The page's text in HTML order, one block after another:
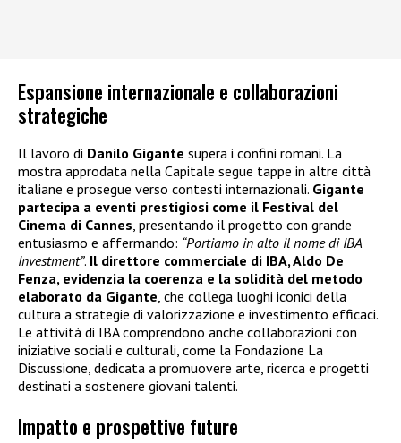
Espansione internazionale e collaborazioni
strategiche
Il lavoro di Danilo Gigante supera i confini romani. La
mostra approdata nella Capitale segue tappe in altre città
italiane e prosegue verso contesti internazionali. Gigante
partecipa a eventi prestigiosi come il Festival del
Cinema di Cannes , presentando il progetto con grande
entusiasmo e affermando: “Portiamo in alto il nome di IBA
Investment”. Il direttore commerciale di IBA, Aldo De
Fenza, evidenzia la coerenza e la solidità del metodo
elaborato da Gigante , che collega luoghi iconici della
cultura a strategie di valorizzazione e investimento efficaci.
Le attività di IBA comprendono anche collaborazioni con
iniziative sociali e culturali, come la Fondazione La
Discussione, dedicata a promuovere arte, ricerca e progetti
destinati a sostenere giovani talenti.
Impatto e prospettive future